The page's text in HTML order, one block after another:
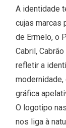
A identidade
cujas marcas
de Ermelo, o
Cabril,
refletir a
modernidade,
gráfica
O logotipo
nos liga à